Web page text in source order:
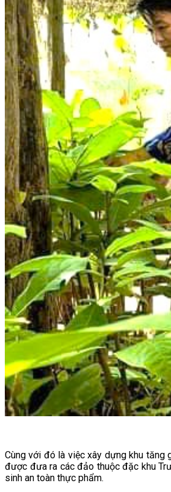
Cùng với đó là việc xây dựng khu tăng
được đưa ra các đảo thuộc đặc khu
sinh an toàn thực phẩm.